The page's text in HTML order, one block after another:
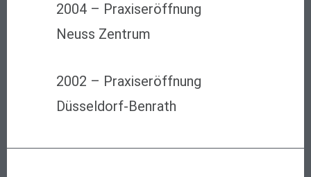
2004 – Praxiseröffnung
Neuss Zentrum
2002 – Praxiseröffnung
Düsseldorf-Benrath